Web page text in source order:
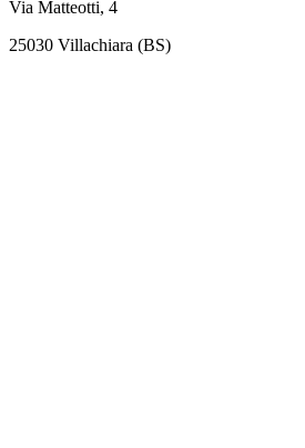
Via Matteotti, 4
25030 Villachiara (BS)